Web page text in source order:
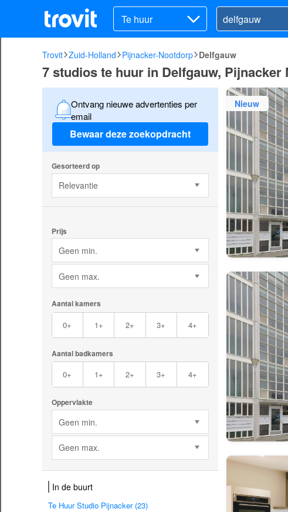
Te huur
Trovit Zuid-Holland Pijnacker-Nootdorp Delfgauw
7 studios te huur in Delfgauw, Pijnacker
Ontvang nieuwe advertenties per
email
Bewaar deze zoekopdracht
Gesorteerd op
Relevantie
Prijs
Geen min.
Geen max.
Aantal kamers
0+ 1+ 2+ 3+ 4+
Aantal badkamers
0+ 1+ 2+ 3+ 4+
Oppervlakte
Geen min.
Geen max.
In de buurt
Te Huur Studio Pijnacker (23)
Nieuw